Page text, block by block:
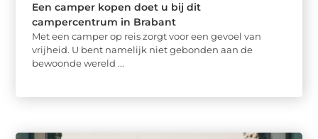
Een camper kopen doet u bij dit
campercentrum in Brabant
Met een camper op reis zorgt voor een gevoel van
vrijheid. U bent namelijk niet gebonden aan de
bewoonde wereld ...